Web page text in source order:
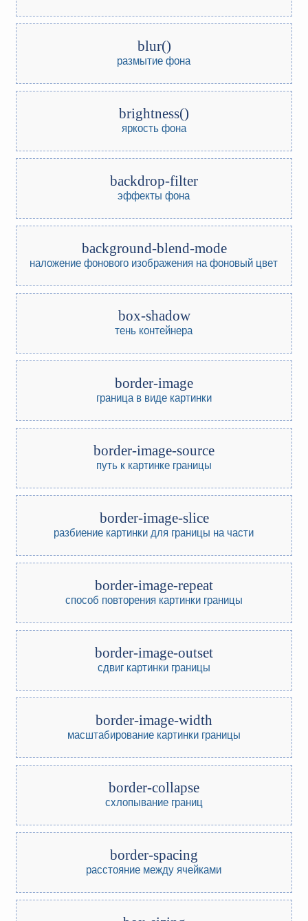
blur()
размытие фона
brightness()
яркость фона
backdrop-filter
эффекты фона
background-blend-mode
наложение фонового изображения на фоновый цвет
box-shadow
тень контейнера
border-image
граница в виде картинки
border-image-source
путь к картинке границы
border-image-slice
разбиение картинки для границы на части
border-image-repeat
способ повторения картинки границы
border-image-outset
сдвиг картинки границы
border-image-width
масштабирование картинки границы
border-collapse
схлопывание границ
border-spacing
расстояние между ячейками